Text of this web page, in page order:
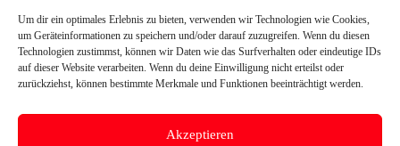
Um dir ein optimales Erlebnis zu bieten, verwenden wir Technologien wie Cookies,
um Geräteinformationen zu speichern und/oder darauf zuzugreifen. Wenn du diesen
Technologien zustimmst, können wir Daten wie das Surfverhalten oder eindeutige IDs
auf dieser Website verarbeiten. Wenn du deine Einwilligung nicht erteilst oder
zurückziehst, können bestimmte Merkmale und Funktionen beeinträchtigt werden.
Akzeptieren
Deutsche KI-Experten zeigen praktische Wege
Während große Tech-Konzerne mit spektakulären
Ankündigungen Schlagzeilen machen, arbeiten…
Michael Reischer
10. Dezember 2025